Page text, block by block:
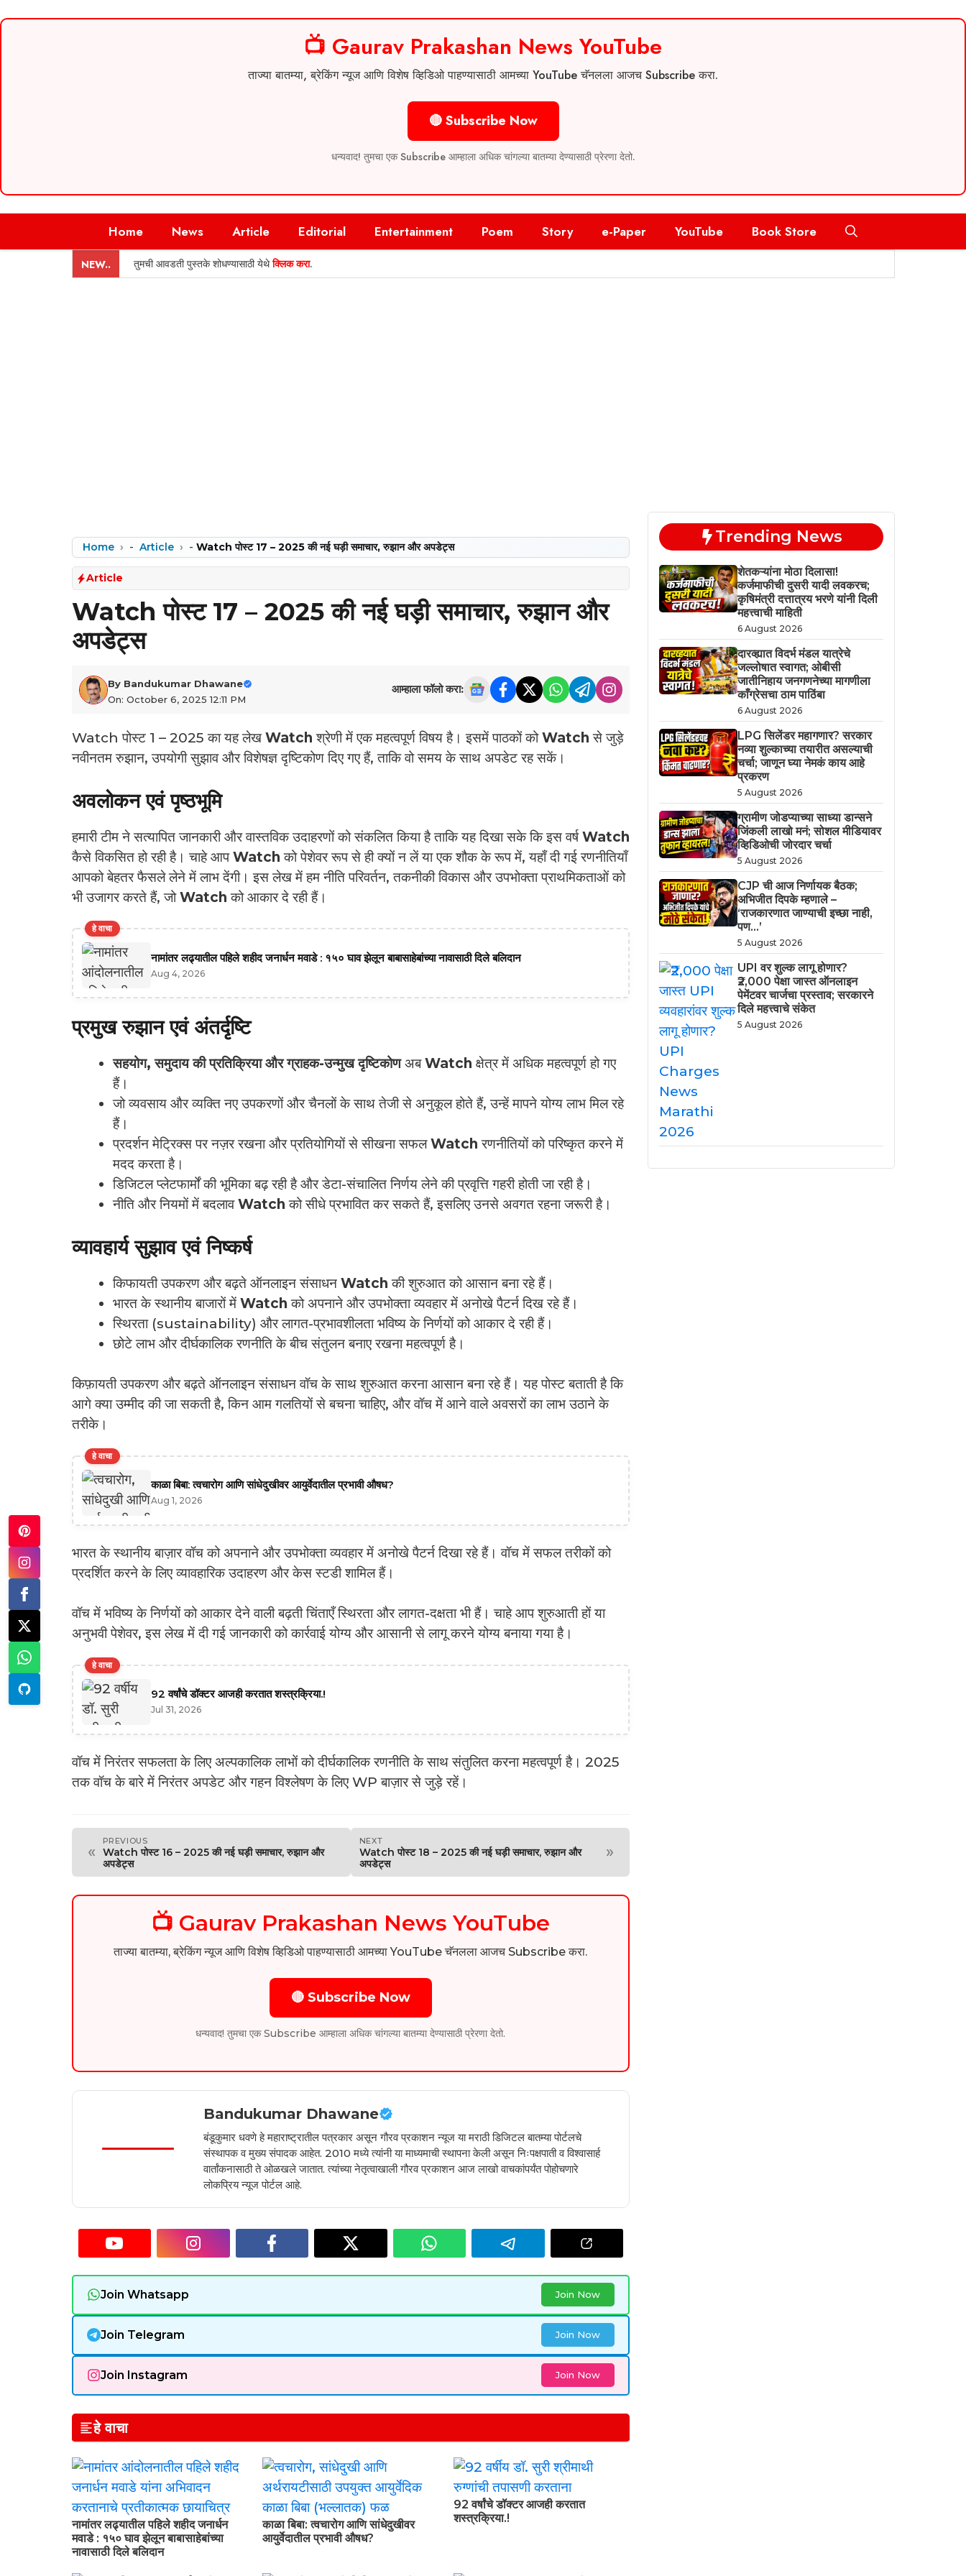
📺 Gaurav Prakashan News YouTube
ताज्या बातम्या, ब्रेकिंग न्यूज आणि विशेष व्हिडिओ पाहण्यासाठी आमच्या YouTube चॅनलला आजच Subscribe करा.
🔴 Subscribe Now
धन्यवाद! तुमचा एक Subscribe आम्हाला अधिक चांगल्या बातम्या देण्यासाठी प्रेरणा देतो.
Home News Article Editorial Entertainment Poem Story e-Paper YouTube Book Store
NEW.. तुमची आवडती पुस्तके शोधण्यासाठी येथेक्लिक करा.
Home - Article - Watch पोस्ट 17 – 2025 की नई घड़ी समाचार, रुझान और अपडेट्स
Article
Watch पोस्ट 17 – 2025 की नई घड़ी समाचार, रुझान और
अपडेट्स
By Bandukumar Dhawane
On: October 6, 2025 12:11 PM
आम्हाला फॉलो करा:
Watch पोस्ट 1 – 2025 का यह लेख Watch श्रेणी में एक महत्वपूर्ण विषय है। इसमें पाठकों कोWatch से जुड़े
नवीनतम रुझान, उपयोगी सुझाव और विशेषज्ञ दृष्टिकोण दिए गए हैं, ताकि वो समय के साथ अपडेट रह सकें।
अवलोकन एवं पृष्‍ठभूमि
हमारी टीम ने सत्यापित जानकारी और वास्तविक उदाहरणों को संकलित किया है ताकि यह दिखा सके कि इस वर्षWatch
कैसे विकसित हो रही है। चाहे आपWatch को पेशेवर रूप से ही क्यों न लें या एक शौक के रूप में, यहाँ दी गई रणनीतियाँ
आपको बेहतर फैसले लेने में लाभ देंगी। इस लेख में हम नीति परिवर्तन, तकनीकी विकास और उपभोक्ता प्राथमिकताओं को
भी उजागर करते हैं, जोWatch को आकार दे रही हैं।
हे वाचा
नामांतर लढ्यातील पहिले शहीद जनार्धन मवाडे : १५० घाव झेलून बाबासाहेबांच्या नावासाठी दिले बलिदान
Aug 4, 2026
प्रमुख रुझान एवं अंतर्दृष्टि
सहयोग, समुदाय की प्रतिक्रिया और ग्राहक-उन्मुख दृष्टिकोणअबWatch क्षेत्र में अधिक महत्वपूर्ण हो गए
हैं।
जो व्यवसाय और व्यक्ति नए उपकरणों और चैनलों के साथ तेजी से अनुकूल होते हैं, उन्हें मापने योग्य लाभ मिल रहे
हैं।
प्रदर्शन मेट्रिक्स पर नज़र रखना और प्रतियोगियों से सीखना सफलWatch रणनीतियों को परिष्कृत करने में
मदद करता है।
डिजिटल प्लेटफार्मों की भूमिका बढ़ रही है और डेटा-संचालित निर्णय लेने की प्रवृत्ति गहरी होती जा रही है।
नीति और नियमों में बदलावWatch को सीधे प्रभावित कर सकते हैं, इसलिए उनसे अवगत रहना जरूरी है।
व्यावहार्य सुझाव एवं निष्कर्ष
किफायती उपकरण और बढ़ते ऑनलाइन संसाधन Watch की शुरुआत को आसान बना रहे हैं।
भारत के स्थानीय बाजारों में Watch को अपनाने और उपभोक्ता व्यवहार में अनोखे पैटर्न दिख रहे हैं।
स्थिरता (sustainability) और लागत-प्रभावशीलता भविष्य के निर्णयों को आकार दे रही हैं।
छोटे लाभ और दीर्घकालिक रणनीति के बीच संतुलन बनाए रखना महत्वपूर्ण है।
किफ़ायती उपकरण और बढ़ते ऑनलाइन संसाधन वॉच के साथ शुरुआत करना आसान बना रहे हैं। यह पोस्ट बताती है कि
आगे क्या उम्मीद की जा सकती है, किन आम गलतियों से बचना चाहिए, और वॉच में आने वाले अवसरों का लाभ उठाने के
तरीके।
हे वाचा
काळा बिबा: त्वचारोग आणि सांधेदुखीवर आयुर्वेदातील प्रभावी औषध?
Aug 1, 2026
भारत के स्थानीय बाज़ार वॉच को अपनाने और उपभोक्ता व्यवहार में अनोखे पैटर्न दिखा रहे हैं। वॉच में सफल तरीकों को
प्रदर्शित करने के लिए व्यावहारिक उदाहरण और केस स्टडी शामिल हैं।
वॉच में भविष्य के निर्णयों को आकार देने वाली बढ़ती चिंताएँ स्थिरता और लागत-दक्षता भी हैं। चाहे आप शुरुआती हों या
अनुभवी पेशेवर, इस लेख में दी गई जानकारी को कार्रवाई योग्य और आसानी से लागू करने योग्य बनाया गया है।
हे वाचा
92 वर्षांचे डॉक्टर आजही करतात शस्त्रक्रिया.!
Jul 31, 2026
वॉच में निरंतर सफलता के लिए अल्पकालिक लाभों को दीर्घकालिक रणनीति के साथ संतुलित करना महत्वपूर्ण है। 2025
तक वॉच के बारे में निरंतर अपडेट और गहन विश्लेषण के लिए WP बाज़ार से जुड़े रहें।
«
PREVIOUS
Watch पोस्ट 16 – 2025 की नई घड़ी समाचार, रुझान और
अपडेट्स
NEXT
Watch पोस्ट 18 – 2025 की नई घड़ी समाचार, रुझान और
अपडेट्स
»
📺 Gaurav Prakashan News YouTube
ताज्या बातम्या, ब्रेकिंग न्यूज आणि विशेष व्हिडिओ पाहण्यासाठी आमच्या YouTube चॅनलला आजच Subscribe करा.
🔴 Subscribe Now
धन्यवाद! तुमचा एक Subscribe आम्हाला अधिक चांगल्या बातम्या देण्यासाठी प्रेरणा देतो.
Bandukumar Dhawane
बंडूकुमार धवणे हे महाराष्ट्रातील पत्रकार असून गौरव प्रकाशन न्यूज या मराठी डिजिटल बातम्या पोर्टलचे
संस्थापक व मुख्य संपादक आहेत. 2010 मध्ये त्यांनी या माध्यमाची स्थापना केली असून निःपक्षपाती व विश्वासार्ह
वार्तांकनासाठी ते ओळखले जातात. त्यांच्या नेतृत्वाखाली गौरव प्रकाशन आज लाखो वाचकांपर्यंत पोहोचणारे
लोकप्रिय न्यूज पोर्टल आहे.
Join Whatsapp Join Now
Join Telegram Join Now
Join Instagram Join Now
हे वाचा
नामांतर लढ्यातील पहिले शहीद जनार्धन
मवाडे : १५० घाव झेलून बाबासाहेबांच्या
नावासाठी दिले बलिदान
काळा बिबा: त्वचारोग आणि सांधेदुखीवर
आयुर्वेदातील प्रभावी औषध?
92 वर्षांचे डॉक्टर आजही करतात
शस्त्रक्रिया.!
Trending News
शेतकऱ्यांना मोठा दिलासा!
कर्जमाफीची दुसरी यादी लवकरच;
कृषिमंत्री दत्तात्रय भरणे यांनी दिली
महत्त्वाची माहिती
6 August 2026
दारव्ह्यात विदर्भ मंडल यात्रेचे
जल्लोषात स्वागत; ओबीसी
जातीनिहाय जनगणनेच्या मागणीला
काँग्रेसचा ठाम पाठिंबा
6 August 2026
LPG सिलेंडर महागणार? सरकार
नव्या शुल्काच्या तयारीत असल्याची
चर्चा; जाणून घ्या नेमकं काय आहे
प्रकरण
5 August 2026
ग्रामीण जोडप्याच्या साध्या डान्सने
जिंकली लाखो मनं; सोशल मीडियावर
व्हिडिओची जोरदार चर्चा
5 August 2026
CJP ची आज निर्णायक बैठक;
अभिजीत दिपके म्हणाले –
‘राजकारणात जाण्याची इच्छा नाही,
पण…’
5 August 2026
UPI वर शुल्क लागू होणार?
₹2,000 पेक्षा जास्त ऑनलाइन
पेमेंटवर चार्जचा प्रस्ताव; सरकारने
दिले महत्त्वाचे संकेत
5 August 2026